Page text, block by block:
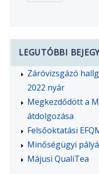
LEGUTÓBBI
Záróvizsgázó
2022 nyár
Megkezdődött a
átdolgozása
Felsőoktatási
Minőségügyi
Májusi QualiTea